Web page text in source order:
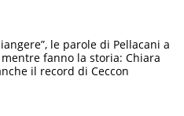
le parole di Pellacani a
fanno la storia: Chiara
il record di Ceccon